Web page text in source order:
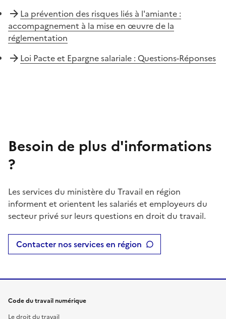
La prévention des risques liés à l'amiante :
accompagnement à la mise en œuvre de la
réglementation
Loi Pacte et Epargne salariale : Questions-Réponses
Besoin de plus d'informations
?
Les services du ministère du Travail en région
informent et orientent les salariés et employeurs du
secteur privé sur leurs questions en droit du travail.
Contacter nos services en région
Code du travail numérique
Le droit du travail